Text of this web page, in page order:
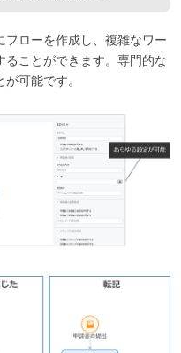
フローを作成し、複雑なワー
ることができます。専門的な
可能です。